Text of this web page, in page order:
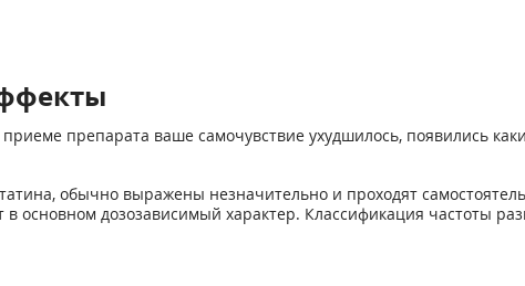
препарата ваше самочувствие ухудшилось, появились
обычно выражены незначительно и проходят
в основном дозозависимый характер. Классификация частоты